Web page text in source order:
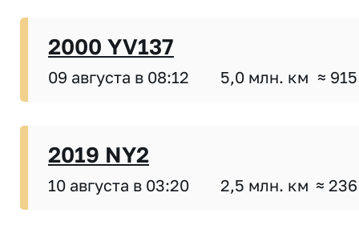
2000 YV137
09 августа в 08:12 5,0 млн. км ≈
2019 NY2
10 августа в 03:20 2,5 млн. км ≈